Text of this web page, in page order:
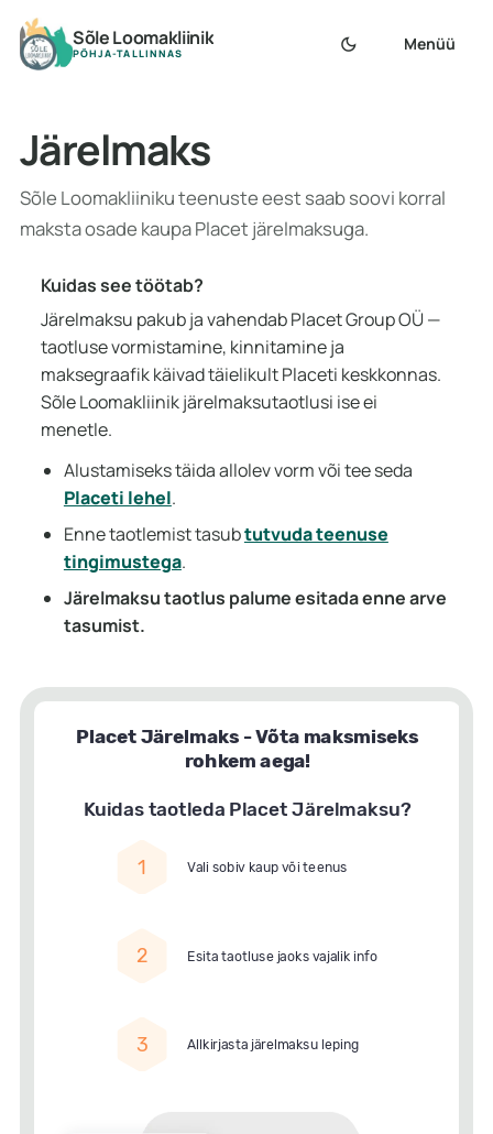
Sõle Loomakliinik
PÕHJA-TALLINNAS Menüü
dark_mode
Järelmaks
Sõle Loomakliiniku teenuste eest saab soovi korral
maksta osade kaupa Placet järelmaksuga.
Kuidas see töötab?
Järelmaksu pakub ja vahendab Placet Group OÜ —
taotluse vormistamine, kinnitamine ja
maksegraafik käivad täielikult Placeti keskkonnas.
Sõle Loomakliinik järelmaksutaotlusi ise ei
menetle.
Alustamiseks täida allolev vorm või tee seda
Placeti lehel.
Enne taotlemist tasubtutvuda teenuse
tingimustega.
Järelmaksu taotlus palume esitada enne arve
tasumist.